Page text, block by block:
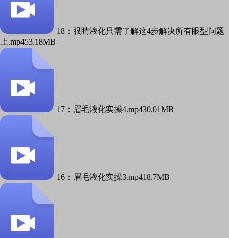
18：眼睛液化只需了解这4步解决所有眼型问题
上.mp453.18MB
17：眉毛液化实操4.mp430.01MB
16：眉毛液化实操3.mp418.7MB